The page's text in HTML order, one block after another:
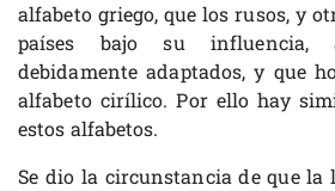
alfabeto griego, que los rusos, y
países bajo su influencia,
debidamente adaptados, y que
alfabeto cirílico. Por ello hay
estos alfabetos.
Se dio la circunstancia de que la